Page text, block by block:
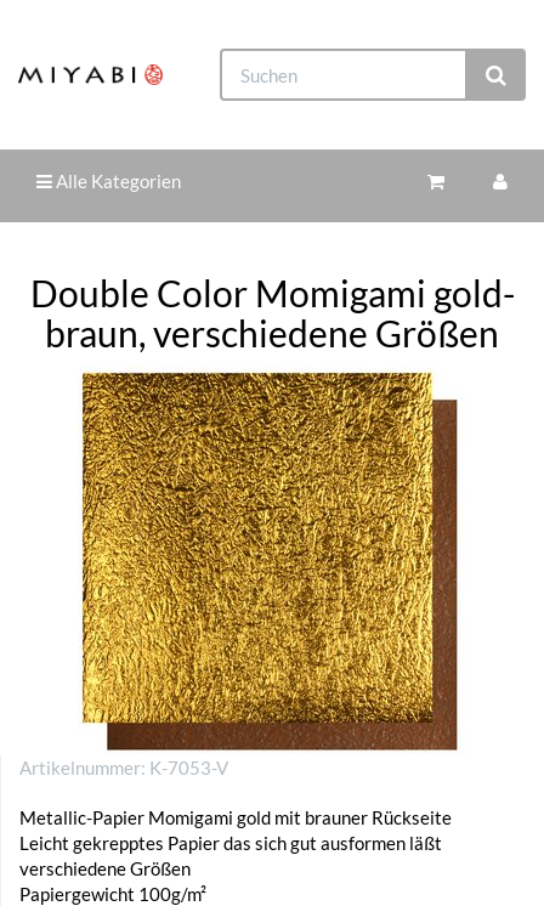
Alle Kategorien
Double Color Momigami gold-
braun, verschiedene Größen
Artikelnummer: K-7053-V
Metallic-Papier Momigami gold mit brauner Rückseite
Leicht gekrepptes Papier das sich gut ausformen läßt
verschiedene Größen
Papiergewicht 100g/m²